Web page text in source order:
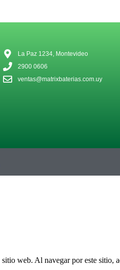
La Paz 1234, Montevideo
2900 0606
ventas@matrixbaterias.com.uy
web. Al navegar por este sitio,